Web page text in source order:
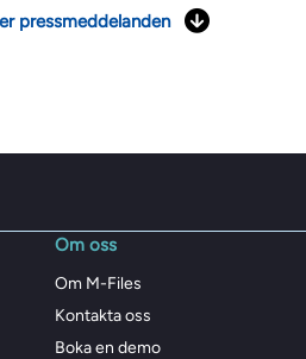
pressmeddelanden
Om oss
Om M-Files
Kontakta oss
Boka en demo